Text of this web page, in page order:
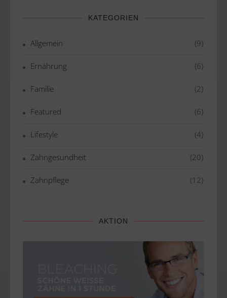
KATEGORIEN
Allgemein (9)
Ernährung (6)
Familie (2)
Featured (6)
Lifestyle (4)
Zahngesundheit (20)
Zahnpflege (12)
AKTION